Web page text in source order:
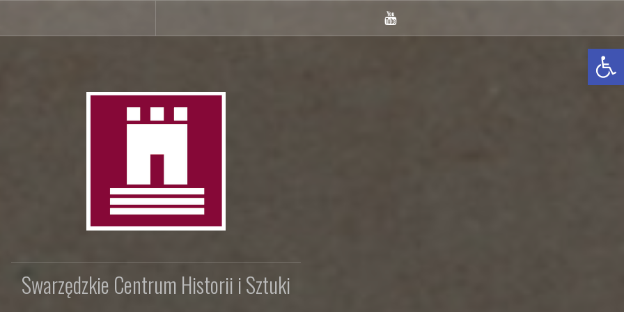
Otwórz pasek narzędzi
You
Tube
Swarzędzkie Centrum Historii i Sztuki